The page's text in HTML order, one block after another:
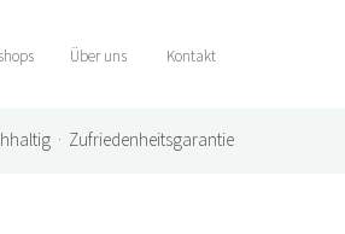
Über uns Kontakt
· Zufriedenheitsgarantie